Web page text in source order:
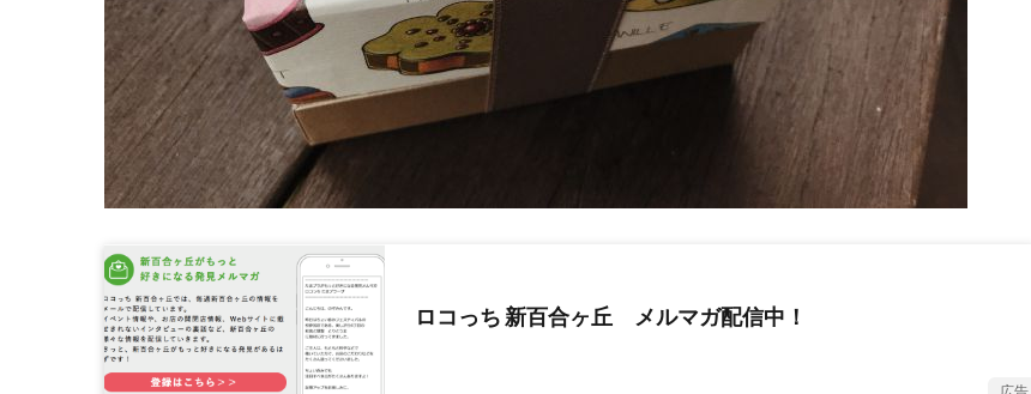
ロコっち 新百合ヶ丘 メルマガ配信中！